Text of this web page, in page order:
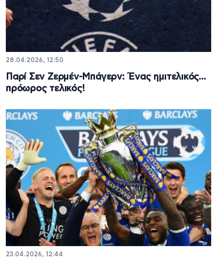
28.04.2026, 12:50
Παρί Σεν Ζερμέν-Μπάγερν: Ένας ημιτελικός…
πρόωρος τελικός!
23.04.2026, 12:44